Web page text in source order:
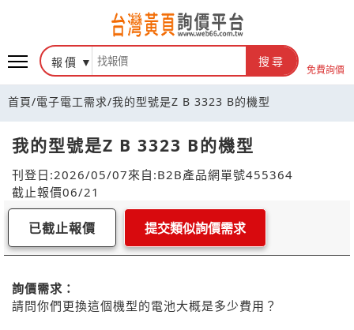
報價 搜尋
免費詢價
首頁/電子電工需求/我的型號是Z B 3323 B的機型
我的型號是Z B 3323 B的機型
刊登日:2026/05/07來自:B2B產品網單號455364
截止報價06/21
已截止報價 提交類似詢價需求
詢價需求：
請問你們更換這個機型的電池大概是多少費用？